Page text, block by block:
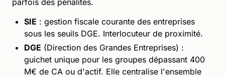
SIE : gestion fiscale courante des entreprises
sous les seuils DGE. Interlocuteur de proximité.
DGE (Direction des Grandes Entreprises) :
guichet unique pour les groupes dépassant 400
M€ de CA ou d'actif. Elle centralise l'ensemble